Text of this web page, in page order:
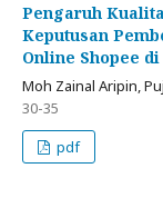
Pengaruh
Keputusan
Online Shopee
Moh Zainal Aripin,
30-35
pdf